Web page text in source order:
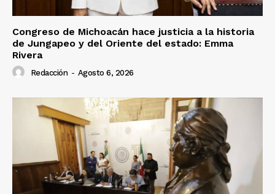
Congreso de Michoacán hace justicia a la historia
de Jungapeo y del Oriente del estado: Emma
Rivera
Redacción - Agosto 6, 2026